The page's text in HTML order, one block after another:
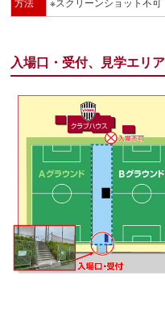
入場口・受付、見学エリ